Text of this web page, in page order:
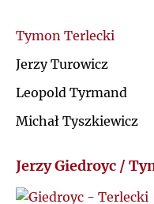
Jerzy Turowicz
Leopold Tyrmand
Michał Tyszkiewicz
Jerzy Giedroyc /